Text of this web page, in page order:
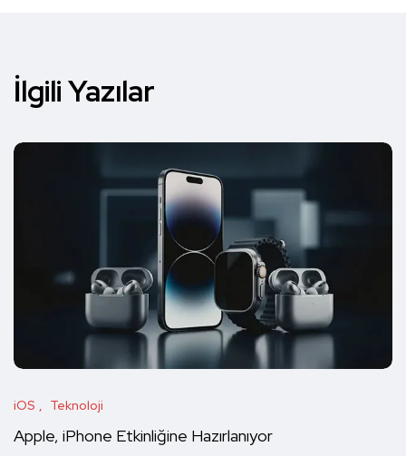
İlgili Yazılar
iOS Teknoloji
Apple, iPhone Etkinliğine Hazırlanıyor